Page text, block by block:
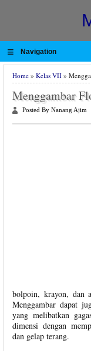
≡ Navigation
Home » Kelas VII »
Menggambar
Posted By Nanang Ajim
bolpoin, krayon, dan
Menggambar dapat
yang melibatkan
dimensi dengan
dan gelap terang.